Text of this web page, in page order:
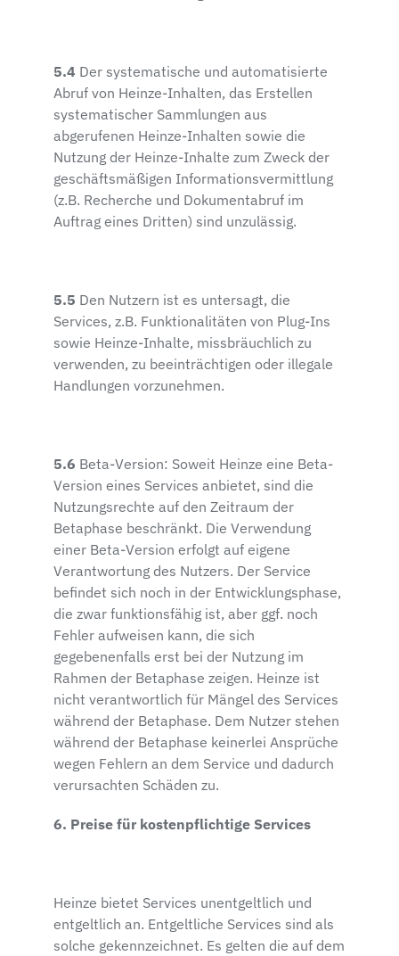
5.4 Der systematische und automatisierte
Abruf von Heinze-Inhalten, das Erstellen
systematischer Sammlungen aus
abgerufenen Heinze-Inhalten sowie die
Nutzung der Heinze-Inhalte zum Zweck der
geschäftsmäßigen Informationsvermittlung
(z.B. Recherche und Dokumentabruf im
Auftrag eines Dritten) sind unzulässig.
5.5 Den Nutzern ist es untersagt, die
Services, z.B. Funktionalitäten von Plug-Ins
sowie Heinze-Inhalte, missbräuchlich zu
verwenden, zu beeinträchtigen oder illegale
Handlungen vorzunehmen.
5.6 Beta-Version: Soweit Heinze eine Beta-
Version eines Services anbietet, sind die
Nutzungsrechte auf den Zeitraum der
Betaphase beschränkt. Die Verwendung
einer Beta-Version erfolgt auf eigene
Verantwortung des Nutzers. Der Service
befindet sich noch in der Entwicklungsphase,
die zwar funktionsfähig ist, aber ggf. noch
Fehler aufweisen kann, die sich
gegebenenfalls erst bei der Nutzung im
Rahmen der Betaphase zeigen. Heinze ist
nicht verantwortlich für Mängel des Services
während der Betaphase. Dem Nutzer stehen
während der Betaphase keinerlei Ansprüche
wegen Fehlern an dem Service und dadurch
verursachten Schäden zu.
6. Preise für kostenpflichtige Services
Heinze bietet Services unentgeltlich und
entgeltlich an. Entgeltliche Services sind als
solche gekennzeichnet. Es gelten die auf dem